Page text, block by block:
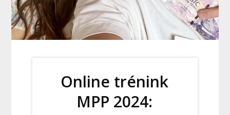
Online trénink
MPP 2024: